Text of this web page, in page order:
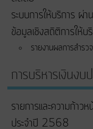
ระบบการให้บริการ ผ่
ข้อมูลเชิงสถิติการให้บ
รายงานผลการสำรว
การบริหารเงินงบ
รายการและความก้าว
ประจำปี 2568